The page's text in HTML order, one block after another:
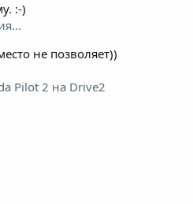
:-)
не позволяет))
Pilot 2 на Drive2